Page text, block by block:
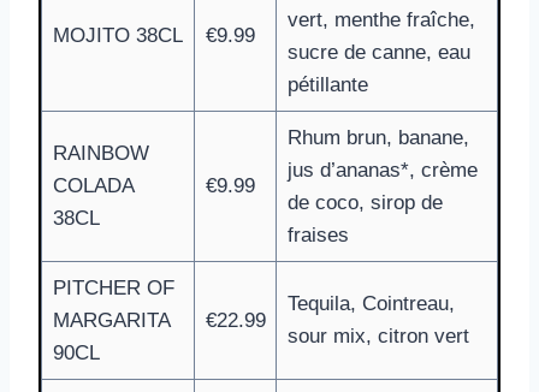
MOJITO 38CL €9.99
vert, menthe fraîche,
sucre de canne, eau
pétillante
RAINBOW
COLADA
38CL
€9.99
Rhum brun, banane,
jus d’ananas*, crème
de coco, sirop de
fraises
PITCHER OF
MARGARITA
90CL
€22.99
Tequila, Cointreau,
sour mix, citron vert